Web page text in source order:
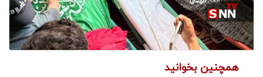
همچنین بخوانید